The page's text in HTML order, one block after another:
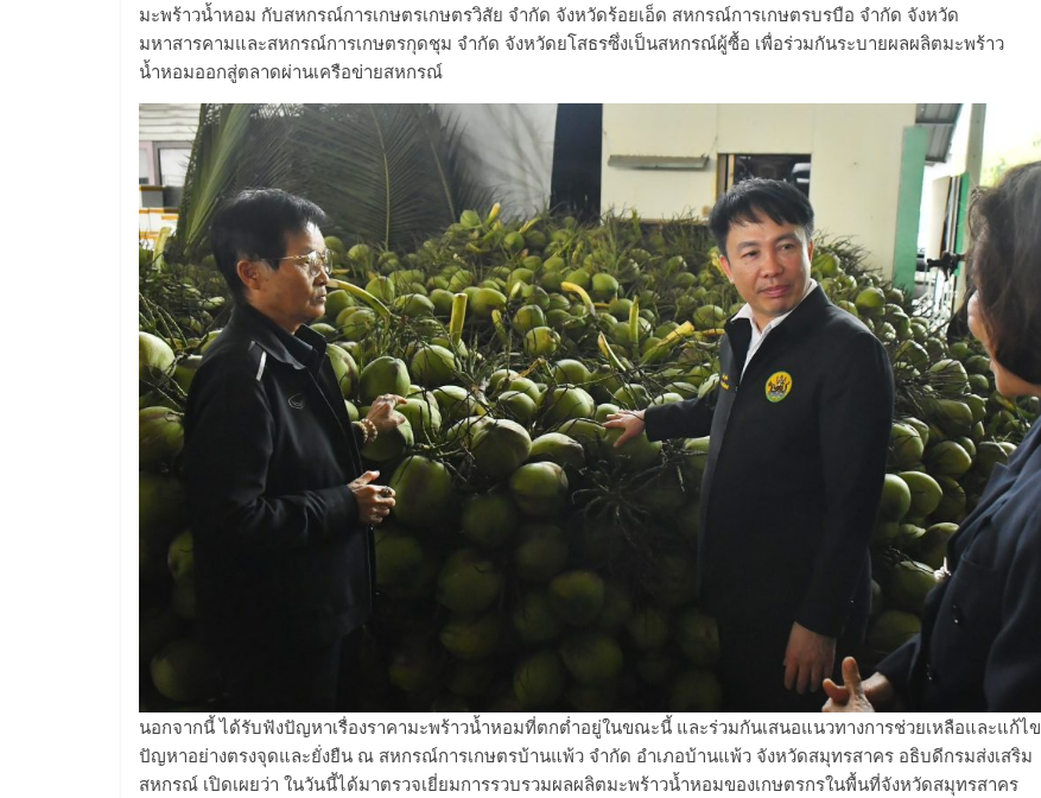
มะพร้าวน้ำหอม กับสหกรณ์การเกษตรเกษตรวิสัย จำกัด จังหวัดร้อยเอ็ด สหกรณ์การเกษตรบรบือ จำกัด จังหวัด
มหาสารคามและสหกรณ์การเกษตรกุดชุม จำกัด จังหวัดยโสธรซึ่งเป็นสหกรณ์ผู้ซื้อ เพื่อร่วมกันระบายผลผลิตมะพร้าว
น้ำหอมออกสู่ตลาดผ่านเครือข่ายสหกรณ์
นอกจากนี้ ได้รับฟังปัญหาเรื่องราคามะพร้าวน้ำหอมที่ตกต่ำอยู่ในขณะนี้ และร่วมกันเสนอแนวทางการช่วยเหลือและแก้ไข
ปัญหาอย่างตรงจุดและยั่งยืน ณ สหกรณ์การเกษตรบ้านแพ้ว จำกัด อำเภอบ้านแพ้ว จังหวัดสมุทรสาคร อธิบดีกรมส่งเสริม
สหกรณ์ เปิดเผยว่า ในวันนี้ได้มาตรวจเยี่ยมการรวบรวมผลผลิตมะพร้าวน้ำหอมของเกษตรกรในพื้นที่จังหวัดสมุทรสาคร